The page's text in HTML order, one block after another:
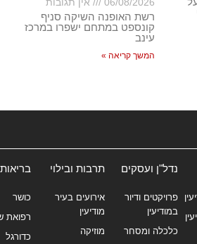
06/08/2026 אין תגובות
רשת האופנה השיקה סניף
קונספט במתחם ישפרו במרכז
עינב
המשך קריאה »
נדל"ן ועסקים
פרויקטים ודיור
במודיעין
כלכלה ומסחר
תרבות ובילוי
אירועים בעיר
מודיעין
מוזיקה
כושר
רפואת
כדורגל